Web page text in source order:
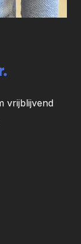
vrijblijvend